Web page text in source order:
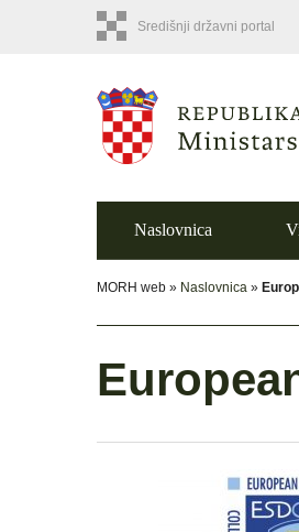
Središnji državni portal
Naslovnica
MORH web » Naslovnica »